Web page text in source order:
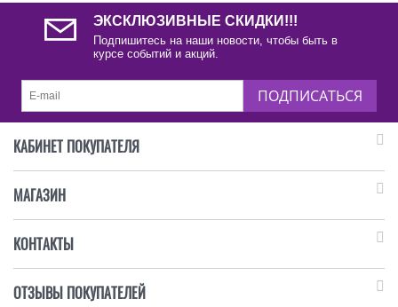
ЭКСКЛЮЗИВНЫЕ СКИДКИ!!!
Подпишитесь на наши новости, чтобы быть в
курсе событий и акций.
ПОДПИСАТЬСЯ
КАБИНЕТ ПОКУПАТЕЛЯ
МАГАЗИН
КОНТАКТЫ
ОТЗЫВЫ ПОКУПАТЕЛЕЙ